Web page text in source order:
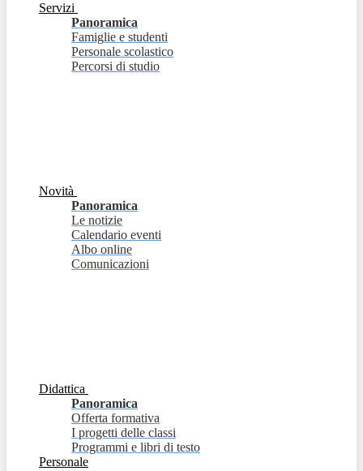
Servizi
Panoramica
Famiglie e studenti
Personale scolastico
Percorsi di studio
Novità
Panoramica
Le notizie
Calendario eventi
Albo online
Comunicazioni
Didattica
Panoramica
Offerta formativa
I progetti delle classi
Programmi e libri di testo
Personale